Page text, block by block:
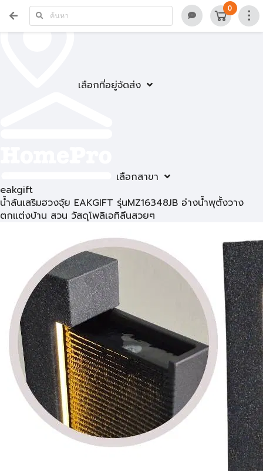
เลือกที่อยู่จัดส่ง
เลือกสาขา
0
eakgift
น้ำล้นเสริมฮวงจุ้ย EAKGIFT รุ่นMZ16348JB อ่างน้ำพุตั้งวาง
ตกแต่งบ้าน สวน วัสดุโพลิเอทิลีนสวยๆ